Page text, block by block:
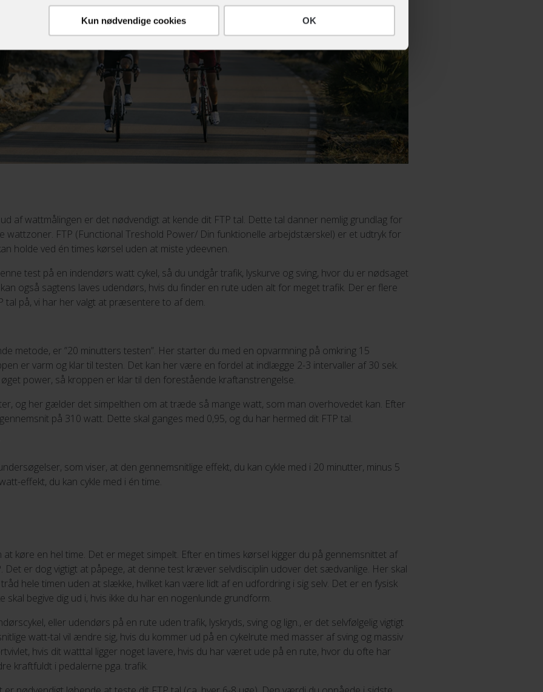
Kun nødvendige cookies OK
af wattmålingen er det nødvendigt at kende dit FTP tal. Dette tal danner nemlig grundlag for
wattzoner. FTP (Functional Treshold Power/ Din funktionelle arbejdstærskel) er et udtryk for
holde ved én times kørsel uden at miste ydeevnen.
test på en indendørs watt cykel, så du undgår trafik, lyskurve og sving, hvor du er nødsaget
også sagtens laves udendørs, hvis du finder en rute uden alt for meget trafik. Der er flere
tal på, vi har her valgt at præsentere to af dem.
metode, er ”20 minutters testen”. Her starter du med en opvarmning på omkring 15
er varm og klar til testen. Det kan her være en fordel at indlægge 2-3 intervaller af 30 sek.
power, så kroppen er klar til den forestående kraftanstrengelse.
og her gælder det simpelthen om at træde så mange watt, som man overhovedet kan. Efter
på 310 watt. Dette skal ganges med 0,95, og du har hermed dit FTP tal.
som viser, at den gennemsnitlige effekt, du kan cykle med i 20 minutter, minus 5
effekt, du kan cykle med i én time.
køre en hel time. Det er meget simpelt. Efter en times kørsel kigger du på gennemsnittet af
Det er dog vigtigt at påpege, at denne test kræver selvdisciplin udover det sædvanlige. Her skal
hele timen uden at slække, hvilket kan være lidt af en udfordring i sig selv. Det er en fysisk
begive dig ud i, hvis ikke du har en nogenlunde grundform.
eller udendørs på en rute uden trafik, lyskryds, sving og lign., er det selvfølgelig vigtigt
watt-tal vil ændre sig, hvis du kommer ud på en cykelrute med masser af sving og massiv
hvis dit watttal ligger noget lavere, hvis du har været ude på en rute, hvor du ofte har
kraftfuldt i pedalerne pga. trafik.